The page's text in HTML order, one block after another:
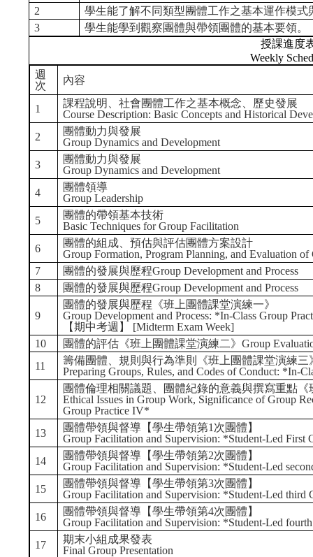
2
學生能了解不同類型團體工作之基本運作模式
3
學生能學到觀察團體與帶領團體的基本要領。
授課進度
Weekly
週
次
內容
1
課程說明、社會團體工作之基本概念、歷史發展
Course Description: Basic Concepts and Historical
2
團體動力與發展
Group Dynamics and Development
3
團體動力與發展
Group Dynamics and Development
4
團體領導
Group Leadership
5
團體的帶領基本技術
Basic Techniques for Group Facilitation
6
團體的組成、預估與評估團體方案設計
Group Formation, Program Planning, and Evaluation of
7
團體的發展與歷程Group Development and Process
8
團體的發展與歷程Group Development and Process
9
團體的發展與歷程《班上團體課堂演練一》
Group Development and Process: *In-Class Group
【期中考週】 [Midterm Exam Week]
10
團體的評估《班上團體課堂演練二》Group
11
籌備團體、規則與行為準則《班上團體課堂演練三
Preparing Groups, Rules, and Codes of Conduct: *In-
12
團體倫理相關議題、團體紀錄的意義與撰寫重點
Ethical Issues in Group Work, Significance of Group
Group Practice IV*
13
團體帶領與督導【學生帶領第1次團體】
Group Facilitation and Supervision: *Student-Led First
14
團體帶領與督導【學生帶領第2次團體】
Group Facilitation and Supervision: *Student-Led
15
團體帶領與督導【學生帶領第3次團體】
Group Facilitation and Supervision: *Student-Led third
16
團體帶領與督導【學生帶領第4次團體】
Group Facilitation and Supervision: *Student-Led
17
期末小組成果發表
Final Group Presentation